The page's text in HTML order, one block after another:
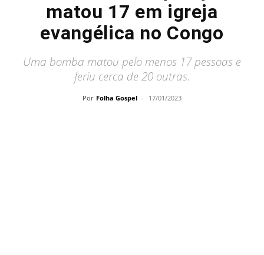
matou 17 em igreja
evangélica no Congo
Uma bomba matou pelo menos 17 pessoas e
feriu cerca de 20 outras.
Por Folha Gospel - 17/01/2023